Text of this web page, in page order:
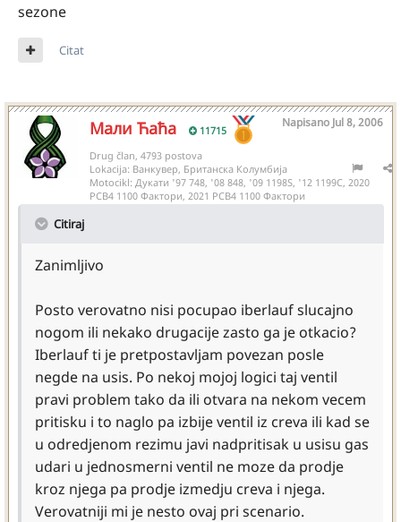
sezone
Citat
Мали Ћаћа 11715
Napisano Jul 8, 2006
Drug član, 4793 postova
Lokacija: Ванкувер, Британска Колумбија
Motocikl: Дукати '97 748, '08 848, '09 1198S, '12 1199С, 2020
РСВ4 1100 Фактори, 2021 РСВ4 1100 Фактори
Citiraj
Zanimljivo
Posto verovatno nisi pocupao iberlauf slucajno
nogom ili nekako drugacije zasto ga je otkacio?
Iberlauf ti je pretpostavljam povezan posle
negde na usis. Po nekoj mojoj logici taj ventil
pravi problem tako da ili otvara na nekom vecem
pritisku i to naglo pa izbije ventil iz creva ili kad se
u odredjenom rezimu javi nadpritisak u usisu gas
udari u jednosmerni ventil ne moze da prodje
kroz njega pa prodje izmedju creva i njega.
Verovatniji mi je nesto ovaj pri scenario.